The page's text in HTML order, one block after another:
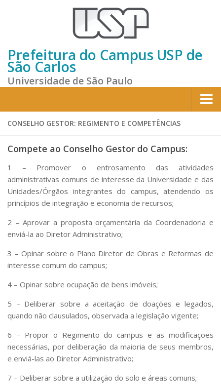
Prefeitura do Campus USP de
São Carlos
Universidade de São Paulo
Home
Sobre a Prefeitura
Gestão atual
Missão e Valores
Divisões e Seções
Comissões Internas
Pessoas
Localização
Biblioteca
Administrativo e Financeiro
Segurança e Acessos
Obras e Manutenção
Transporte, Moradia e Alimentação
CONSELHO GESTOR: REGIMENTO E COMPETÊNCIAS
Compete ao Conselho Gestor do Campus:
1 – Promover o entrosamento das atividades
administrativas comuns de interesse da Universidade e das
Unidades/Órgãos integrantes do campus, atendendo os
princípios de integração e economia de recursos;
2 – Aprovar a proposta orçamentária da Coordenadoria e
enviá-la ao Diretor Administrativo;
3 – Opinar sobre o Plano Diretor de Obras e Reformas de
interesse comum do campus;
4 – Opinar sobre ocupação de bens imóveis;
5 – Deliberar sobre a aceitação de doações e legados,
quando não clausulados, observada a legislação vigente;
6 – Propor o Regimento do campus e as modificações
necessárias, por deliberação da maioria de seus membros,
e enviá-las ao Diretor Administrativo;
7 – Deliberar sobre a utilização do solo e áreas comuns;